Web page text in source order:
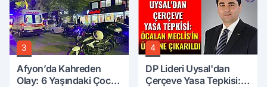
3
Afyon’da Kahreden
Olay: 6 Yaşındaki Çocuk
4
DP Lideri Uysal'dan
Çerçeve Yasa Tepkisi: